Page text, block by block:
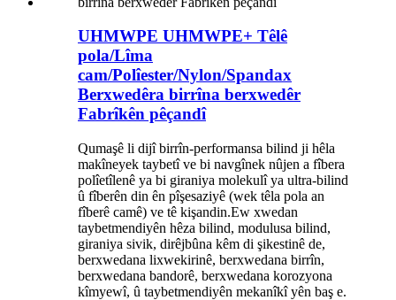
UHMWPE UHMWPE+ Têlê
pola/Lîma
cam/Polîester/Nylon/Spandax
Berxwedêra birrîna berxwedêr
Fabrîkên pêçandî
Qumaşê li dijî birrîn-performansa bilind ji hêla
makîneyek taybetî ve bi navgînek nûjen a fîbera
polîetîlenê ya bi giraniya molekulî ya ultra-bilind
û fîberên din ên pîşesaziyê (wek têla pola an
fîberê camê) ve tê kişandin.Ew xwedan
taybetmendiyên hêza bilind, modulusa bilind,
giraniya sivik, dirêjbûna kêm di şikestinê de,
berxwedana lixwekirinê, berxwedana birrîn,
berxwedana bandorê, berxwedana korozyona
kîmyewî, û taybetmendiyên mekanîkî yên baş e.